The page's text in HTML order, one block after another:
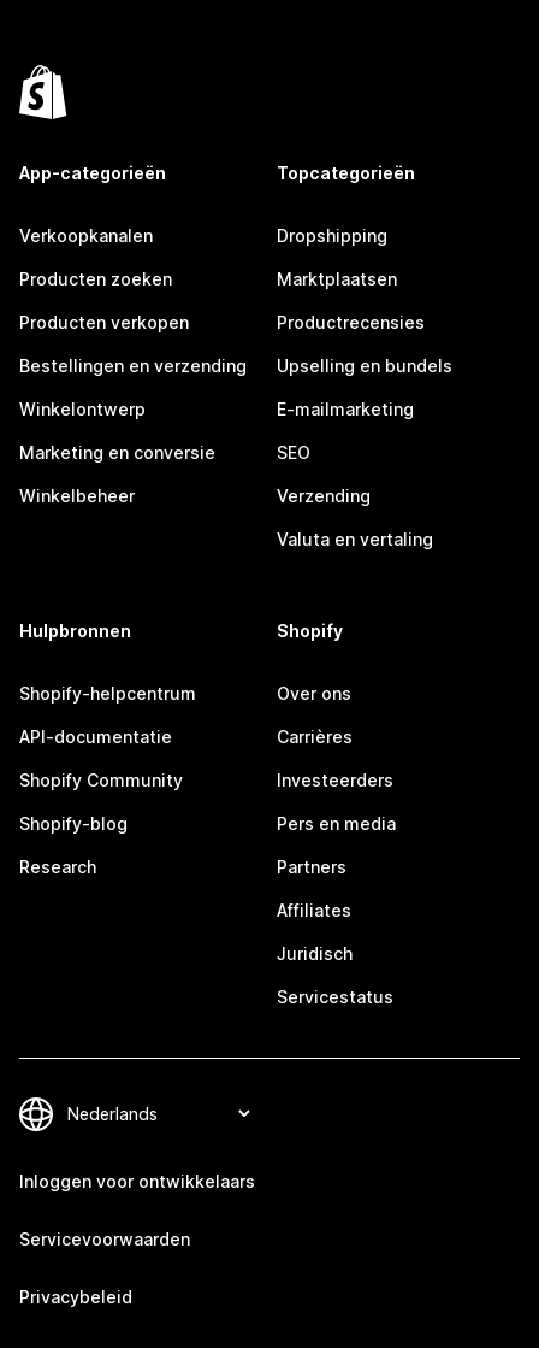
App-categorieën
Verkoopkanalen
Producten zoeken
Producten verkopen
Bestellingen en verzending
Winkelontwerp
Marketing en conversie
Winkelbeheer
Topcategorieën
Dropshipping
Marktplaatsen
Productrecensies
Upselling en bundels
E-mailmarketing
SEO
Verzending
Valuta en vertaling
Hulpbronnen
Shopify-helpcentrum
API-documentatie
Shopify Community
Shopify-blog
Research
Shopify
Over ons
Carrières
Investeerders
Pers en media
Partners
Affiliates
Juridisch
Servicestatus
Inloggen voor ontwikkelaars
Servicevoorwaarden
Privacybeleid